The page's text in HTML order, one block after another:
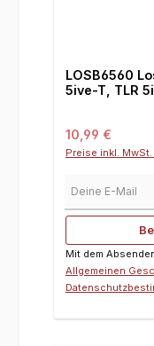
LOSB6560
5ive-T, TLR
Regulärer Preis:
10,99 €
Preise inkl.
Mit dem
Allgemeinen